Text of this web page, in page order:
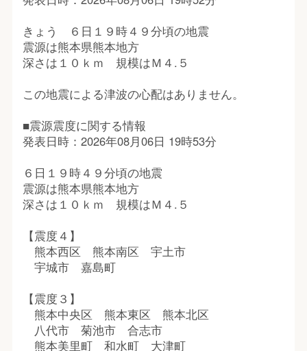
きょう ６日１９時４９分頃の地震
震源は熊本県熊本地方
深さは１０ｋｍ 規模はＭ４.５
この地震による津波の心配はありません。
■震源震度に関する情報
発表日時：2026年08月06日 19時53分
６日１９時４９分頃の地震
震源は熊本県熊本地方
深さは１０ｋｍ 規模はＭ４.５
【震度４】
熊本西区 熊本南区 宇土市
宇城市 嘉島町
【震度３】
熊本中央区 熊本東区 熊本北区
八代市 菊池市 合志市
熊本美里町 和水町 大津町